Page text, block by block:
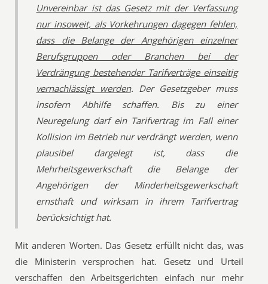
Unvereinbar ist das Gesetz mit der Verfassung
nur insoweit, als Vorkehrungen dagegen fehlen,
dass die Belange der Angehörigen einzelner
Berufsgruppen oder Branchen bei der
Verdrängung bestehender Tarifverträge einseitig
vernachlässigt werden. Der Gesetzgeber muss
insofern Abhilfe schaffen. Bis zu einer
Neuregelung darf ein Tarifvertrag im Fall einer
Kollision im Betrieb nur verdrängt werden, wenn
plausibel dargelegt ist, dass die
Mehrheitsgewerkschaft die Belange der
Angehörigen der Minderheitsgewerkschaft
ernsthaft und wirksam in ihrem Tarifvertrag
berücksichtigt hat.
Mit anderen Worten. Das Gesetz erfüllt nicht das, was
die Ministerin versprochen hat. Gesetz und Urteil
verschaffen den Arbeitsgerichten einfach nur mehr